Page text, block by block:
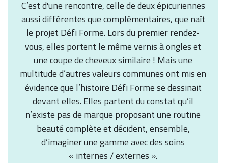
C’est d'une rencontre, celle de deux épicuriennes
aussi différentes que complémentaires, que naît
le projet Défi Forme. Lors du premier rendez-
vous, elles portent le même vernis à ongles et
une coupe de cheveux similaire ! Mais une
multitude d’autres valeurs communes ont mis en
évidence que l’histoire Défi Forme se dessinait
devant elles. Elles partent du constat qu’il
n’existe pas de marque proposant une routine
beauté complète et décident, ensemble,
d’imaginer une gamme avec des soins
« internes / externes ».